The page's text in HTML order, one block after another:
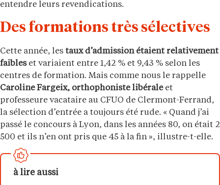
entendre leurs revendications.
Des formations très sélectives
Cette année, les taux d’admission étaient relativement
faibleset variaient entre 1,42 % et 9,43 % selon les
centres de formation. Mais comme nous le rappelle
Caroline Fargeix, orthophoniste libéraleet
professeure vacataire au CFUO de Clermont-Ferrand,
la sélection d’entrée a toujours été rude. « Quand j’ai
passé le concours à Lyon, dans les années 80, on était 2
500 et ils n’en ont pris que 45 à la fin », illustre-t-elle.
à lire aussi